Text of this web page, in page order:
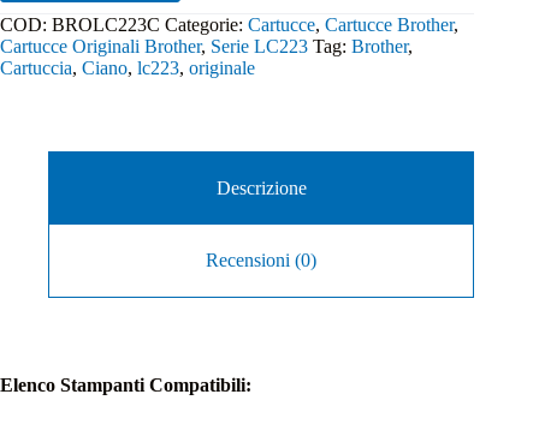
COD: BROLC223C Categorie: Cartucce, Cartucce Brother,
Cartucce Originali Brother, Serie LC223 Tag: Brother,
Cartuccia, Ciano, lc223, originale
Descrizione
Recensioni (0)
Elenco Stampanti Compatibili: